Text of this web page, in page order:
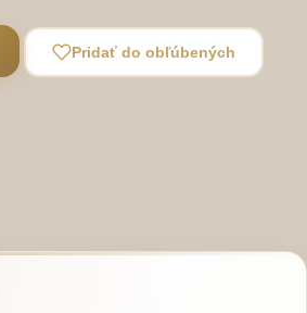
Pridať do obľúbených